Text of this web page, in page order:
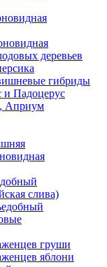
деревьев
гибриды
и Падоцерус
Априум
слива)
груши
яблони